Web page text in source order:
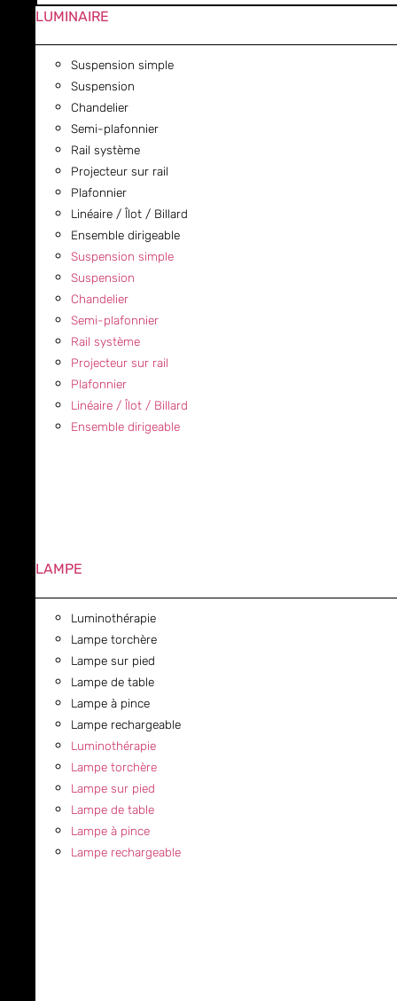
LUMINAIRE
Suspension simple
Suspension
Chandelier
Semi-plafonnier
Rail système
Projecteur sur rail
Plafonnier
Linéaire / Îlot / Billard
Ensemble dirigeable
Suspension simple
Suspension
Chandelier
Semi-plafonnier
Rail système
Projecteur sur rail
Plafonnier
Linéaire / Îlot / Billard
Ensemble dirigeable
LAMPE
Luminothérapie
Lampe torchère
Lampe sur pied
Lampe de table
Lampe à pince
Lampe rechargeable
Luminothérapie
Lampe torchère
Lampe sur pied
Lampe de table
Lampe à pince
Lampe rechargeable